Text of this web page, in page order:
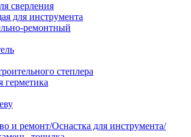
сверления
для инструмента
ремонтный
степлера
герметика
и ремонт/Оснастка для инструмента/